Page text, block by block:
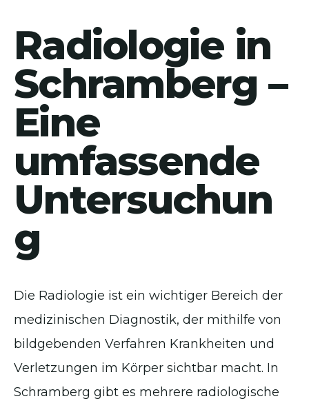
Radiologie in
Schramberg –
Eine
umfassende
Untersuchun
g
Die Radiologie ist ein wichtiger Bereich der
medizinischen Diagnostik, der mithilfe von
bildgebenden Verfahren Krankheiten und
Verletzungen im Körper sichtbar macht. In
Schramberg gibt es mehrere radiologische